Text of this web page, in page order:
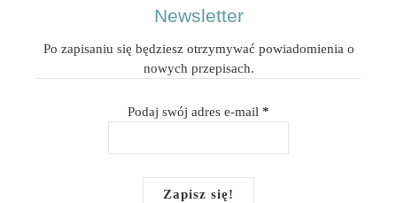
Newsletter
Po zapisaniu się będziesz otrzymywać powiadomienia o
nowych przepisach.
Podaj swój adres e-mail *